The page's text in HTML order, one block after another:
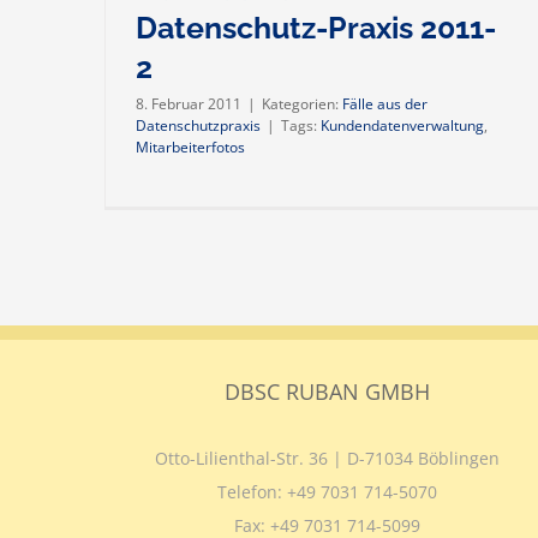
Datenschutz-Praxis 2011-
2
8. Februar 2011 | Kategorien: Fälle aus der
Datenschutzpraxis | Tags: Kundendatenverwaltung,
Mitarbeiterfotos
DBSC RUBAN GMBH
Otto-Lilienthal-Str. 36 | D-71034 Böblingen
Telefon: +49 7031 714-5070
Fax: +49 7031 714-5099